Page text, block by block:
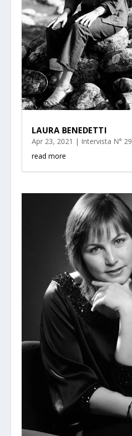
LAURA BENEDETTI
Apr 23, 2021 | Intervista N° 29
read more